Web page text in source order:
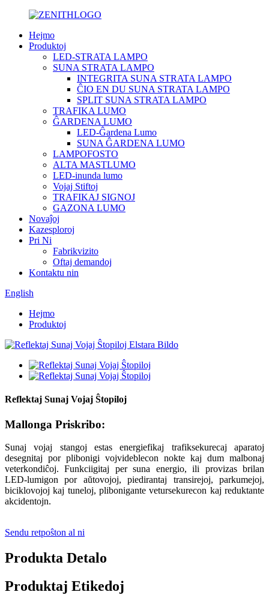
Hejmo
Produktoj
LED-STRATA LAMPO
SUNA STRATA LAMPO
INTEGRITA SUNA STRATA LAMPO
ĈIO EN DU SUNA STRATA LAMPO
SPLIT SUNA STRATA LAMPO
TRAFIKA LUMO
ĜARDENA LUMO
LED-Ĝardena Lumo
SUNA ĜARDENA LUMO
LAMPOFOSTO
ALTA MASTLUMO
LED-inunda lumo
Vojaj Stiftoj
TRAFIKAJ SIGNOJ
GAZONA LUMO
Novaĵoj
Kazesploroj
Pri Ni
Fabrikvizito
Oftaj demandoj
Kontaktu nin
English
Hejmo
Produktoj
Reflektaj Sunaj Vojaj Ŝtopiloj
Mallonga Priskribo:
Sunaj vojaj stangoj estas energiefikaj trafiksekurecaj aparatoj
desegnitaj por plibonigi vojvideblecon nokte kaj dum malbonaj
veterkondiĉoj. Funkciigitaj per suna energio, ili provizas brilan
LED-lumigon por aŭtovojoj, piedirantaj transirejoj, parkumejoj,
biciklovojoj kaj tuneloj, plibonigante vetursekurecon kaj reduktante
akcidentojn.
Sendu retpoŝton al ni
Produkta Detalo
Produktaj Etikedoj